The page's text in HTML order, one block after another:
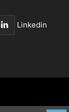
Linkedin